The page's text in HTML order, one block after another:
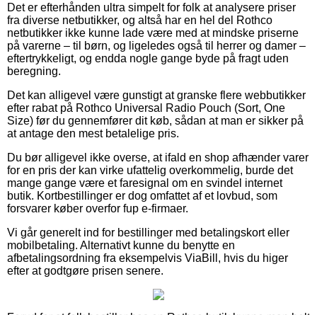
Det er efterhånden ultra simpelt for folk at analysere priser
fra diverse netbutikker, og altså har en hel del Rothco
netbutikker ikke kunne lade være med at mindske priserne
på varerne – til børn, og ligeledes også til herrer og damer –
eftertrykkeligt, og endda nogle gange byde på fragt uden
beregning.
Det kan alligevel være gunstigt at granske flere webbutikker
efter rabat på Rothco Universal Radio Pouch (Sort, One
Size) før du gennemfører dit køb, sådan at man er sikker på
at antage den mest betalelige pris.
Du bør alligevel ikke overse, at ifald en shop afhænder varer
for en pris der kan virke ufattelig overkommelig, burde det
mange gange være et faresignal om en svindel internet
butik. Kortbestillinger er dog omfattet af et lovbud, som
forsvarer køber overfor fup e-firmaer.
Vi går generelt ind for bestillinger med betalingskort eller
mobilbetaling. Alternativt kunne du benytte en
afbetalingsordning fra eksempelvis ViaBill, hvis du higer
efter at godtgøre prisen senere.